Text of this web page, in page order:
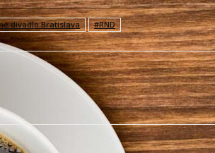
divadlo Bratislava #RND